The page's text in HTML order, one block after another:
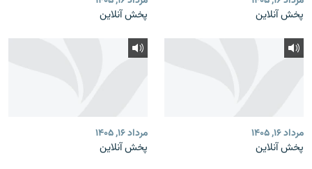
پخش آنلاین پخش آنلاین
مرداد ۱۶, ۱۴۰۵
پخش آنلاین
مرداد ۱۶, ۱۴۰۵
پخش آنلاین